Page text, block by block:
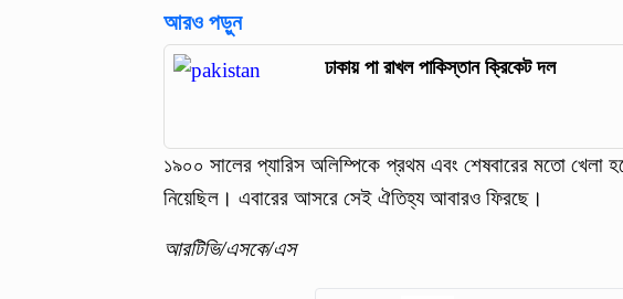
আরও পড়ুন
ঢাকায় পা রাখল পাকিস্তান ক্রিকেট দল
১৯০০ সালের প্যারিস অলিম্পিকে প্রথম এবং শেষবারের মতো খেলা
নিয়েছিল। এবারের আসরে সেই ঐতিহ্য আবারও ফিরছে।
আরটিভি/এসকে/এস